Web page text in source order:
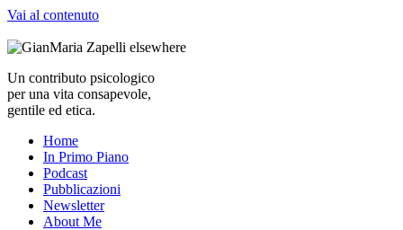
Vai al contenuto
Un contributo psicologico
per una vita consapevole,
gentile ed etica.
Home
In Primo Piano
Podcast
Pubblicazioni
Newsletter
About Me